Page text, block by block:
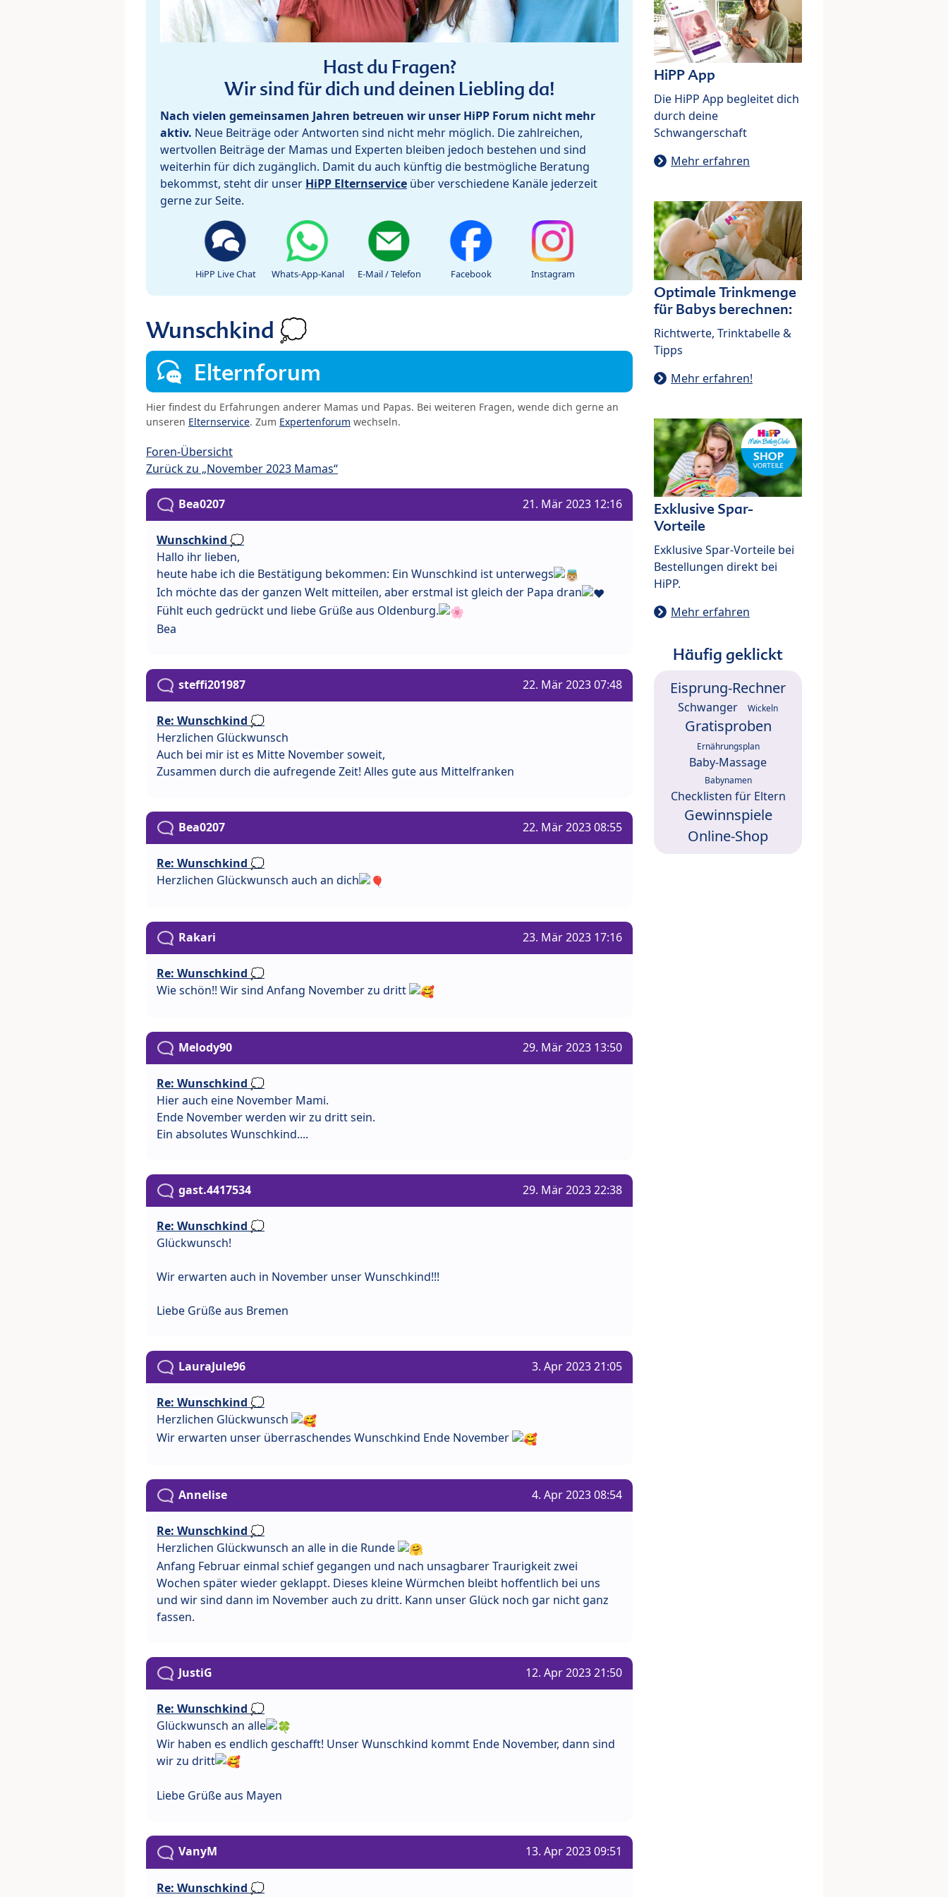
Hast du Fragen?
Wir sind für dich und deinen Liebling da!
Nach vielen gemeinsamen Jahren betreuen wir unser HiPP Forum nicht mehr
aktiv. Neue Beiträge oder Antworten sind nicht mehr möglich. Die zahlreichen,
wertvollen Beiträge der Mamas und Experten bleiben jedoch bestehen und sind
weiterhin für dich zugänglich. Damit du auch künftig die bestmögliche Beratung
bekommst, steht dir unser HiPP Elternservice über verschiedene Kanäle jederzeit
gerne zur Seite.
HiPP Live Chat Whats-App-Kanal E-Mail / Telefon Facebook Instagram
Wunschkind 💭
Elternforum
Hier findest du Erfahrungen anderer Mamas und Papas. Bei weiteren Fragen, wende dich gerne an
unseren Elternservice. Zum Expertenforum wechseln.
Foren-Übersicht
Zurück zu „November 2023 Mamas“
Bea0207 21. Mär 2023 12:16
Wunschkind 💭
Hallo ihr lieben,
heute habe ich die Bestätigung bekommen: Ein Wunschkind ist unterwegs
Ich möchte das der ganzen Welt mitteilen, aber erstmal ist gleich der Papa dran
Fühlt euch gedrückt und liebe Grüße aus Oldenburg.
Bea
steffi201987 22. Mär 2023 07:48
Re: Wunschkind 💭
Herzlichen Glückwunsch
Auch bei mir ist es Mitte November soweit,
Zusammen durch die aufregende Zeit! Alles gute aus Mittelfranken
Bea0207 22. Mär 2023 08:55
Re: Wunschkind 💭
Herzlichen Glückwunsch auch an dich
Rakari 23. Mär 2023 17:16
Re: Wunschkind 💭
Wie schön!! Wir sind Anfang November zu dritt
Melody90 29. Mär 2023 13:50
Re: Wunschkind 💭
Hier auch eine November Mami.
Ende November werden wir zu dritt sein.
Ein absolutes Wunschkind....
gast.4417534 29. Mär 2023 22:38
Re: Wunschkind 💭
Glückwunsch!
Wir erwarten auch in November unser Wunschkind!!!
Liebe Grüße aus Bremen
LauraJule96 3. Apr 2023 21:05
Re: Wunschkind 💭
Herzlichen Glückwunsch
Wir erwarten unser überraschendes Wunschkind Ende November
Annelise 4. Apr 2023 08:54
Re: Wunschkind 💭
Herzlichen Glückwunsch an alle in die Runde
Anfang Februar einmal schief gegangen und nach unsagbarer Traurigkeit zwei
Wochen später wieder geklappt. Dieses kleine Würmchen bleibt hoffentlich bei uns
und wir sind dann im November auch zu dritt. Kann unser Glück noch gar nicht ganz
fassen.
JustiG 12. Apr 2023 21:50
Re: Wunschkind 💭
Glückwunsch an alle
Wir haben es endlich geschafft! Unser Wunschkind kommt Ende November, dann sind
wir zu dritt
Liebe Grüße aus Mayen
VanyM 13. Apr 2023 09:51
Re: Wunschkind 💭
HiPP App
Die HiPP App begleitet dich
durch deine
Schwangerschaft
Mehr erfahren
Optimale Trinkmenge
für Babys berechnen:
Richtwerte, Trinktabelle &
Tipps
Mehr erfahren!
Exklusive Spar-
Vorteile
Exklusive Spar-Vorteile bei
Bestellungen direkt bei
HiPP.
Mehr erfahren
Häufig geklickt
Eisprung-Rechner
Schwanger Wickeln
Gratisproben
Ernährungsplan
Baby-Massage
Babynamen
Checklisten für Eltern
Gewinnspiele
Online-Shop